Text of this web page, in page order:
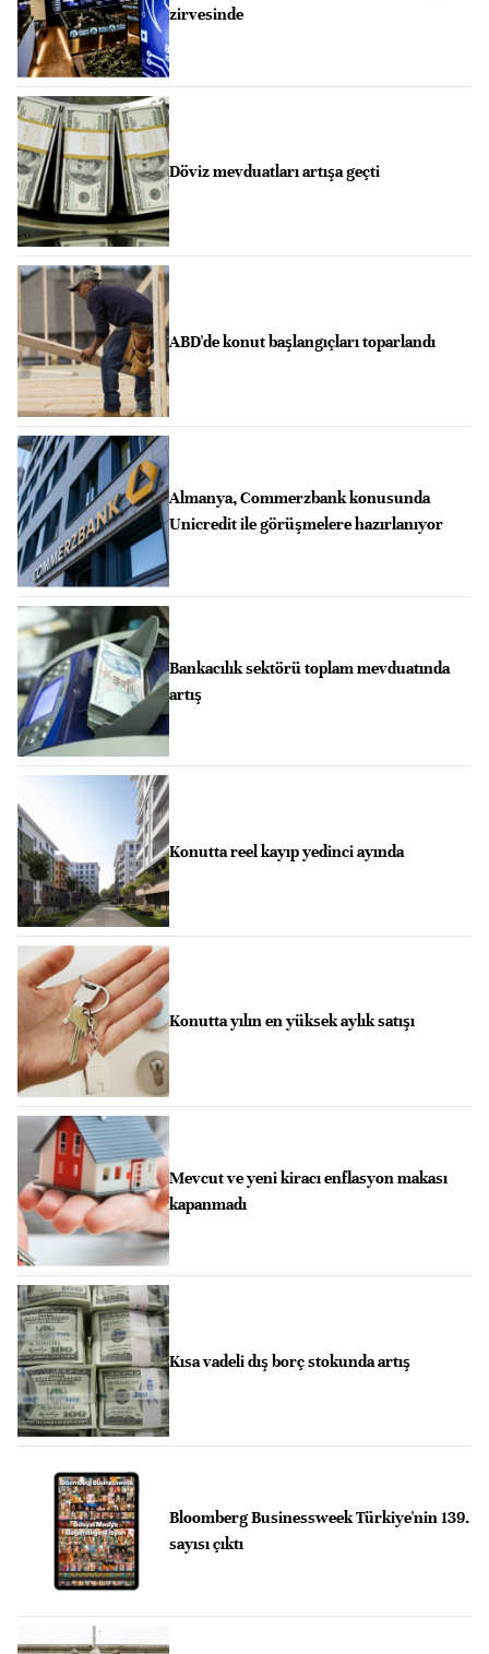
zirvesinde
Döviz mevduatları artışa geçti
ABD'de konut başlangıçları toparlandı
Almanya, Commerzbank konusunda
Unicredit ile görüşmelere hazırlanıyor
Bankacılık sektörü toplam mevduatında
artış
Konutta reel kayıp yedinci ayında
Konutta yılın en yüksek aylık satışı
Mevcut ve yeni kiracı enflasyon makası
kapanmadı
Kısa vadeli dış borç stokunda artış
Bloomberg Businessweek Türkiye'nin 139.
sayısı çıktı